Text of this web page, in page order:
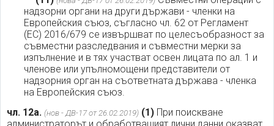
надзорни органи на други държави - членки на
Европейския съюз, съгласно чл. 62 от Регламент
(ЕС) 2016/679 се извършват по целесъобразност за
съвместни разследвания и съвместни мерки за
изпълнение и в тях участват освен лицата по ал. 1 и
членове или упълномощени представители от
надзорния орган на съответната държава - членка
на Европейския съюз.
чл. 12а. (нов - ДВ-17 от 26.02.2019) (1) При поискване